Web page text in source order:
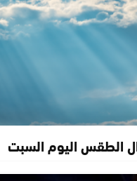
الطقس اليوم السبت